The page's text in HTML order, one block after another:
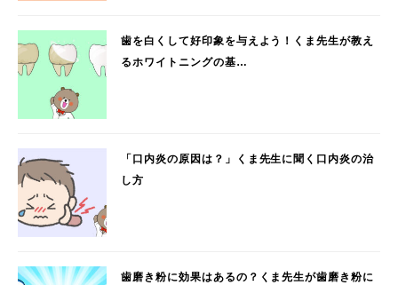
歯を白くして好印象を与えよう！くま先生が教え
るホワイトニングの基…
「口内炎の原因は？」くま先生に聞く口内炎の治
し方
歯磨き粉に効果はあるの？くま先生が歯磨き粉に